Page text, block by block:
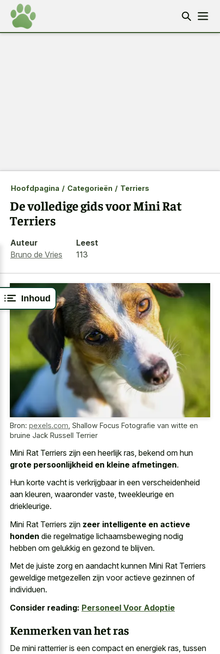
Inhoud
Hoofdpagina / Categorieën / Terriers
De volledige gids voor Mini Rat
Terriers
Auteur
Bruno de Vries
Leest
113
Bron: pexels.com Shallow Focus Fotografie van witte en
bruine Jack Russell Terrier
Mini Rat Terriers zijn een heerlijk ras, bekend om hun
grote persoonlijkheid en kleine afmetingen.
Hun korte vacht is verkrijgbaar in een verscheidenheid
aan kleuren, waaronder vaste, tweekleurige en
driekleurige.
Mini Rat Terriers zijn zeer intelligente en actieve
honden die regelmatige lichaamsbeweging nodig
hebben om gelukkig en gezond te blijven.
Met de juiste zorg en aandacht kunnen Mini Rat Terriers
geweldige metgezellen zijn voor actieve gezinnen of
individuen.
Consider reading: Personeel Voor Adoptie
Kenmerken van het ras
De mini ratterrier is een compact en energiek ras, tussen